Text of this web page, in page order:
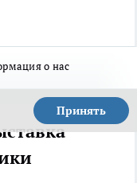
о нас
Принять